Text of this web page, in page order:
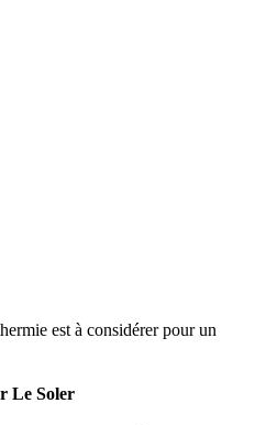
est à considérer pour un
Le Soler